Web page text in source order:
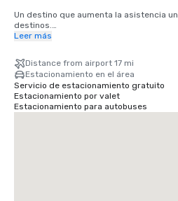
Un destino que aumenta la asistencia
destinos.
escalas a más de 170 destinos
conectando Las Vegas con los
Europa, Asia y América Latina.
Leer más
Distance from airport 17 mi
Estacionamiento en el área
Servicio de estacionamiento gratuito
Estacionamiento por valet
Estacionamiento para autobuses